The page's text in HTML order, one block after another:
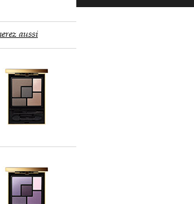
aussi
À PAUPIÈRES